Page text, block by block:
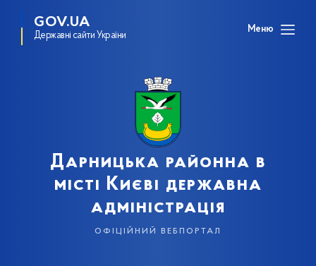
GOV.UA
Державні сайти України
Меню
Дарницька районна в
місті Києві державна
адміністрація
офіційний вебпортал